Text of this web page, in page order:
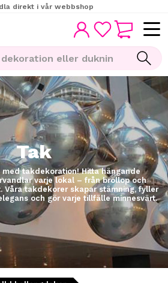
direkt i vår webbshop
FAVORITER
KUNDVAGN
Tak
med takdekoration! Hitta hängande
varje lokal – från bröllop och
Våra takdekorer skapar stämning, fyller
och gör varje tillfälle minnesvärt.